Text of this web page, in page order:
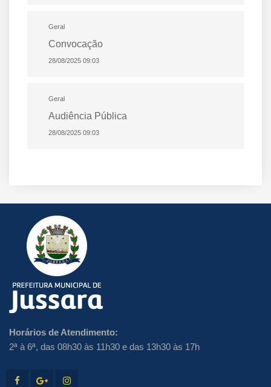
Geral
Convocação
28/08/2025 09:03
Geral
Audiência Pública
28/08/2025 09:03
Horários de Atendimento:
2ª à 6ª, das 08h30 às 11h30 e das 13h30 às 17h